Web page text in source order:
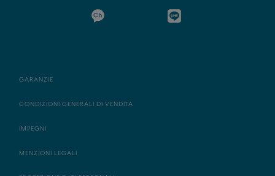
GARANZIE
CONDIZIONI GENERALI DI VENDITA
IMPEGNI
MENZIONI LEGALI